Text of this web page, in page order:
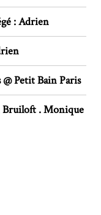
: Adrien
Petit Bain Paris
Bruiloft . Monique